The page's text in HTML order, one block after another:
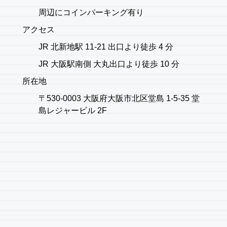
周辺にコインパーキング有り
アクセス
JR 北新地駅 11-21 出口より徒歩 4 分
JR 大阪駅南側 大丸出口より徒歩 10 分
所在地
〒530-0003 大阪府大阪市北区堂島 1-5-35 堂
島レジャービル 2F